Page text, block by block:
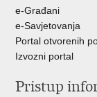
e-Građani
e-Savjetovanja
Portal otvorenih
Izvozni portal
Pristup